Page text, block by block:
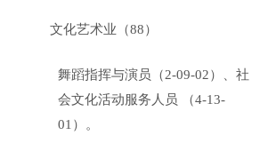
文化艺术业（88）
舞蹈指挥与演员（2-09-02）、社
会文化活动服务人员
（4-13-
01）。